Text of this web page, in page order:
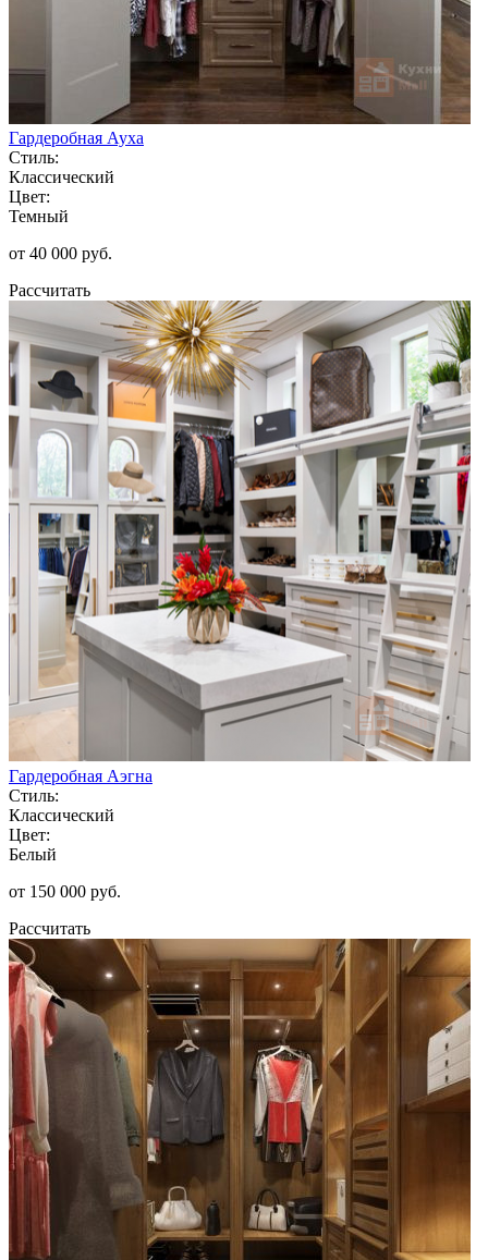
Гардеробная Ауха
Стиль:
Классический
Цвет:
Темный
от 40 000 руб.
Рассчитать
Гардеробная Аэгна
Стиль:
Классический
Цвет:
Белый
от 150 000 руб.
Рассчитать